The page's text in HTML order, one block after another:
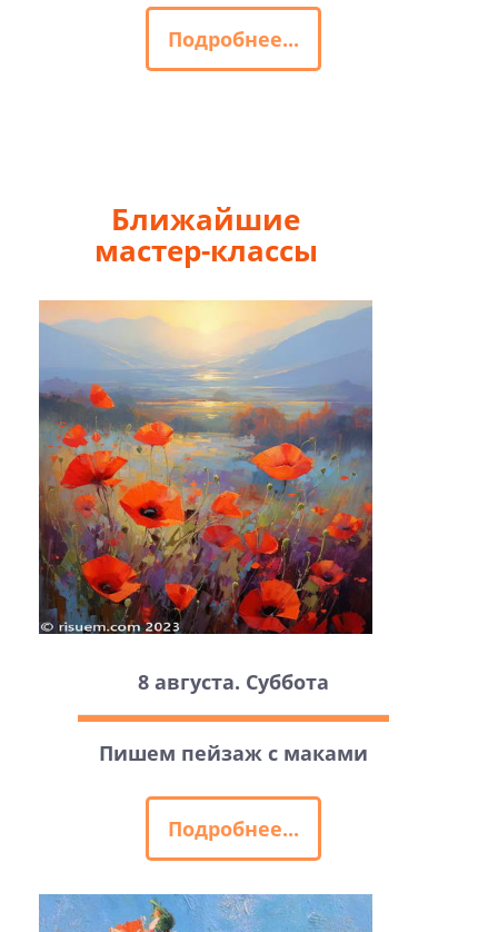
Подробнее...
Ближайшие
мастер-классы
8 августа. Суббота
Пишем пейзаж с маками
Подробнее...